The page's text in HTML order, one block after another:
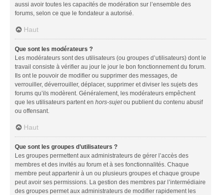
aussi avoir toutes les capacités de modération sur l’ensemble des
forums, selon ce que le fondateur a autorisé.
Haut
Que sont les modérateurs ?
Les modérateurs sont des utilisateurs (ou groupes d’utilisateurs) dont le
travail consiste à vérifier au jour le jour le bon fonctionnement du forum.
Ils ont le pouvoir de modifier ou supprimer des messages, de
verrouiller, déverrouiller, déplacer, supprimer et diviser les sujets des
forums qu’ils modèrent. Généralement, les modérateurs empêchent
que les utilisateurs partent en hors-sujetou publient du contenu abusif
ou offensant.
Haut
Que sont les groupes d’utilisateurs ?
Les groupes permettent aux administrateurs de gérer l’accès des
membres et des invités au forum et à ses fonctionnalités. Chaque
membre peut appartenir à un ou plusieurs groupes et chaque groupe
peut avoir ses permissions. La gestion des membres par l’intermédiaire
des groupes permet aux administrateurs de modifier rapidement les